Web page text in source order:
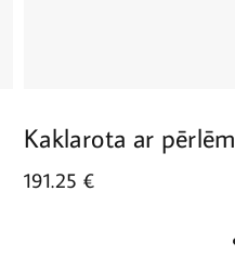
Kaklarota ar pērlēm
191.25 €